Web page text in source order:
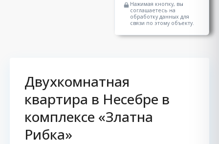
Нажимая кнопку, вы
соглашаетесь на
обработку данных для
связи по этому объекту.
Двухкомнатная
квартира в Несебре в
комплексе «Златна
Рибка»